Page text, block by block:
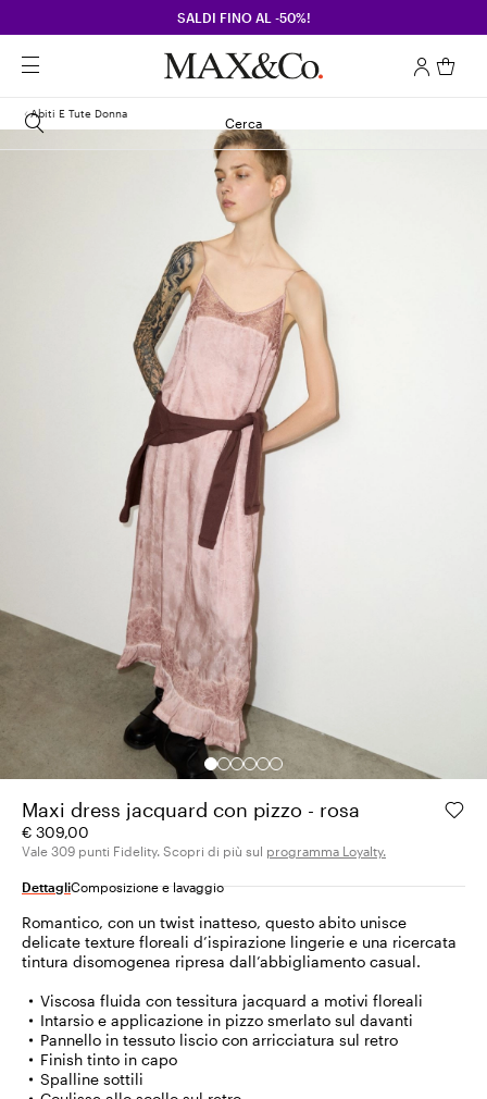
SALDI FINO AL -50%!
Cerca
Abiti E Tute Donna
Maxi dress jacquard con pizzo - rosa
€ 309,00
Vale 309 punti Fidelity. Scopri di più sul programma Loyalty.
DettagliComposizione e lavaggio
Romantico, con un twist inatteso, questo abito unisce
delicate texture floreali d’ispirazione lingerie e una ricercata
tintura disomogenea ripresa dall’abbigliamento casual.
Viscosa fluida con tessitura jacquard a motivi floreali
Intarsio e applicazione in pizzo smerlato sul davanti
Pannello in tessuto liscio con arricciatura sul retro
Finish tinto in capo
Spalline sottili